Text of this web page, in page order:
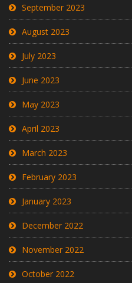
September 2023
August 2023
July 2023
June 2023
May 2023
April 2023
March 2023
February 2023
January 2023
December 2022
November 2022
October 2022